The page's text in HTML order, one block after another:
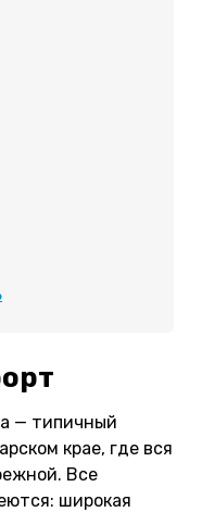
— типичный
крае, где вся
Все
широкая